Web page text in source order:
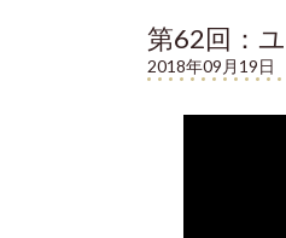
第62回：
2018年09月19日